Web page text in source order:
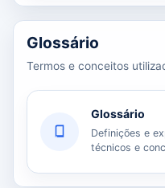
Glossário
Termos e conceitos
Glossário
Definições e
técnicos e